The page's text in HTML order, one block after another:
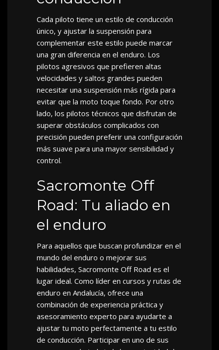
Cada piloto tiene un estilo de conducción
único, y ajustar la suspensión para
complementar este estilo puede marcar
una gran diferencia en el enduro. Los
pilotos agresivos que prefieren altas
velocidades y saltos grandes pueden
necesitar una suspensión más rígida para
evitar que la moto toque fondo. Por otro
lado, los pilotos técnicos que disfrutan de
superar obstáculos complicados con
precisión pueden preferir una configuración
más suave para una mayor sensibilidad y
control.
Sacromonte Off
Road: Tu aliado en
el enduro
Para aquellos que buscan profundizar en el
mundo del enduro o mejorar sus
habilidades, Sacromonte Off Road es el
lugar ideal. Como líder en cursos y rutas de
enduro en Andalucía, ofrece una
combinación de experiencia práctica y
asesoramiento experto para ayudarte a
ajustar tu moto perfectamente a tu estilo
de conducción. Participar en uno de sus